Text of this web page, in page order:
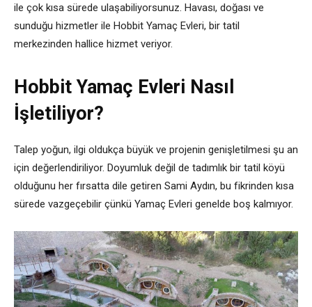
ile çok kısa sürede ulaşabiliyorsunuz. Havası, doğası ve
sunduğu hizmetler ile Hobbit Yamaç Evleri, bir tatil
merkezinden hallice hizmet veriyor.
Hobbit Yamaç Evleri Nasıl
İşletiliyor?
Talep yoğun, ilgi oldukça büyük ve projenin genişletilmesi şu an
için değerlendiriliyor. Doyumluk değil de tadımlık bir tatil köyü
olduğunu her fırsatta dile getiren Sami Aydın, bu fikrinden kısa
sürede vazgeçebilir çünkü Yamaç Evleri genelde boş kalmıyor.